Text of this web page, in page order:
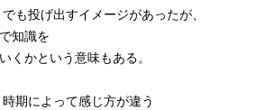
も投げ出すイメージがあったが、
知識を
くかという意味もある。
期によって感じ方が違う